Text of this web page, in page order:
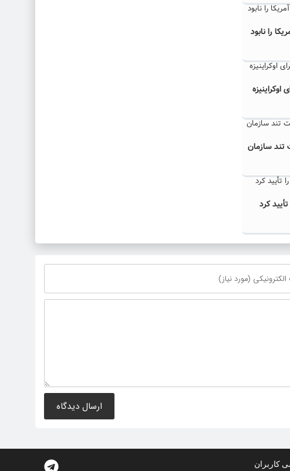
را نابود
سازمان
کرد
کاربران